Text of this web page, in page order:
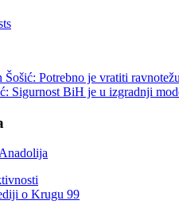
Šošić: Potrebno je vratiti
Sigurnost BiH je u izgradnji
o Krugu 99